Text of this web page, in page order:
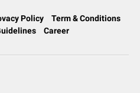
Policy
Term & Conditions
Career